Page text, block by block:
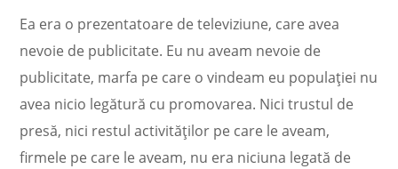
Ea era o prezentatoare de televiziune, care avea
nevoie de publicitate. Eu nu aveam nevoie de
publicitate, marfa pe care o vindeam eu populației nu
avea nicio legătură cu promovarea. Nici trustul de
presă, nici restul activităților pe care le aveam,
firmele pe care le aveam, nu era niciuna legată de